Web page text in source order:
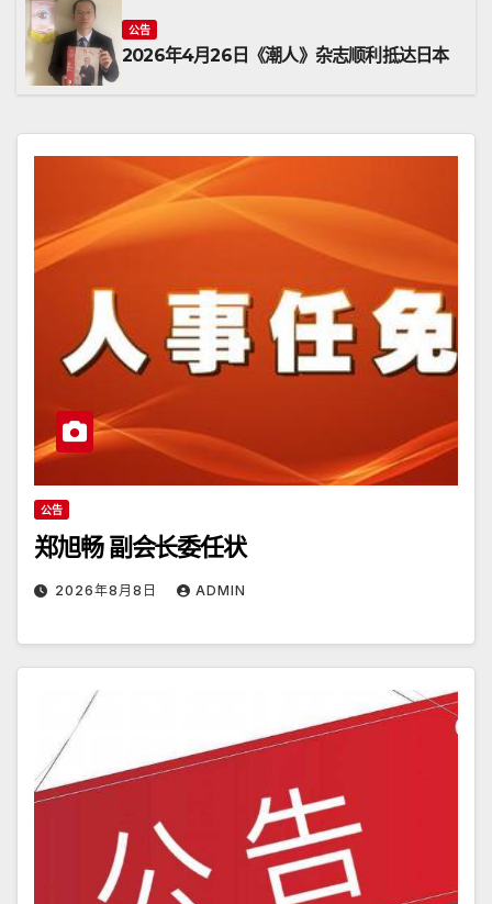
公告
2026年4月26日《潮人》杂志顺利抵达日本
公告
郑旭畅 副会长委任状
2026年8月8日 ADMIN